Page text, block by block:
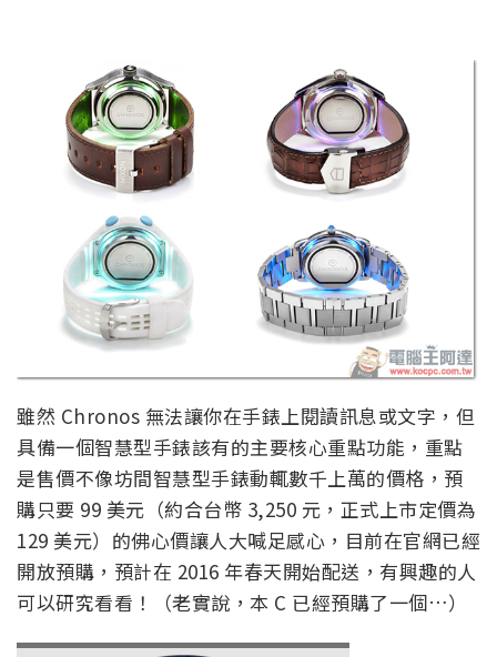
雖然 Chronos 無法讓你在手錶上閱讀訊息或文字，但
具備一個智慧型手錶該有的主要核心重點功能，重點
是售價不像坊間智慧型手錶動輒數千上萬的價格，預
購只要 99 美元（約合台幣 3,250 元，正式上市定價為
129 美元）的佛心價讓人大喊足感心，目前在官網已經
開放預購，預計在 2016 年春天開始配送，有興趣的人
可以研究看看！（老實說，本 C 已經預購了一個…）